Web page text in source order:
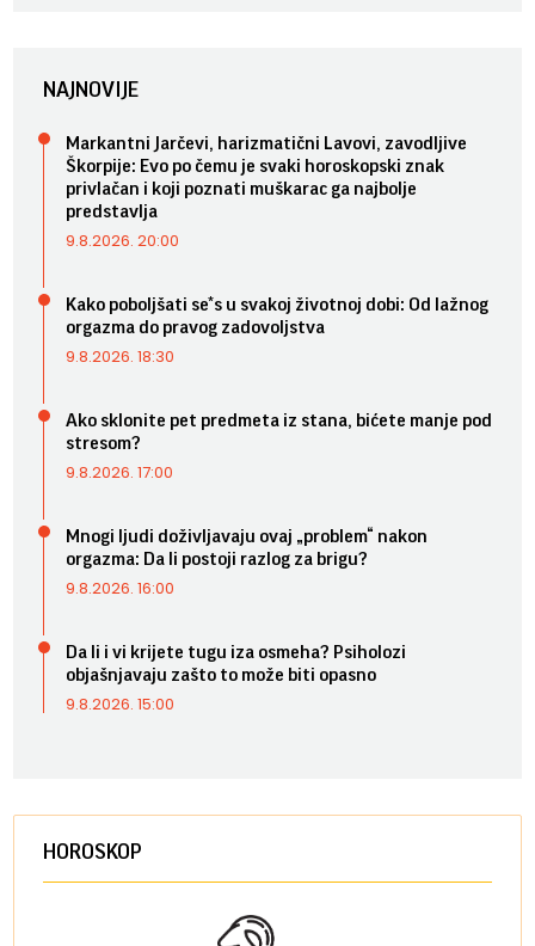
NAJNOVIJE
Markantni Jarčevi, harizmatični Lavovi, zavodljive
Škorpije: Evo po čemu je svaki horoskopski znak
privlačan i koji poznati muškarac ga najbolje
predstavlja
9.8.2026. 20:00
Kako poboljšati se*s u svakoj životnoj dobi: Od lažnog
orgazma do pravog zadovoljstva
9.8.2026. 18:30
Ako sklonite pet predmeta iz stana, bićete manje pod
stresom?
9.8.2026. 17:00
Mnogi ljudi doživljavaju ovaj „problem“ nakon
orgazma: Da li postoji razlog za brigu?
9.8.2026. 16:00
Da li i vi krijete tugu iza osmeha? Psiholozi
objašnjavaju zašto to može biti opasno
9.8.2026. 15:00
HOROSKOP